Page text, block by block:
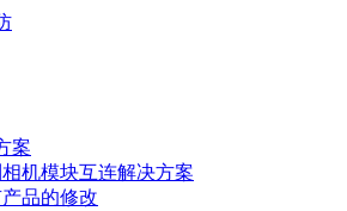
案
机模块互连解决方案
品的修改